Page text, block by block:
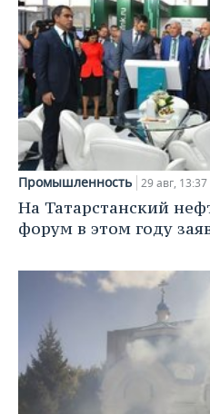
Промышленность 29 авг, 13:37
На Татарстанский
форум в этом году